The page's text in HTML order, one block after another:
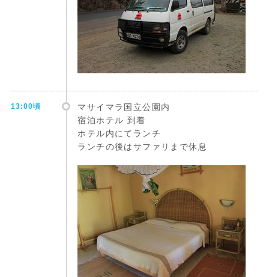
13:00頃
マサイマラ国立公園内
宿泊ホテル 到着
ホテル内にてランチ
ランチの後はサファリまで休息